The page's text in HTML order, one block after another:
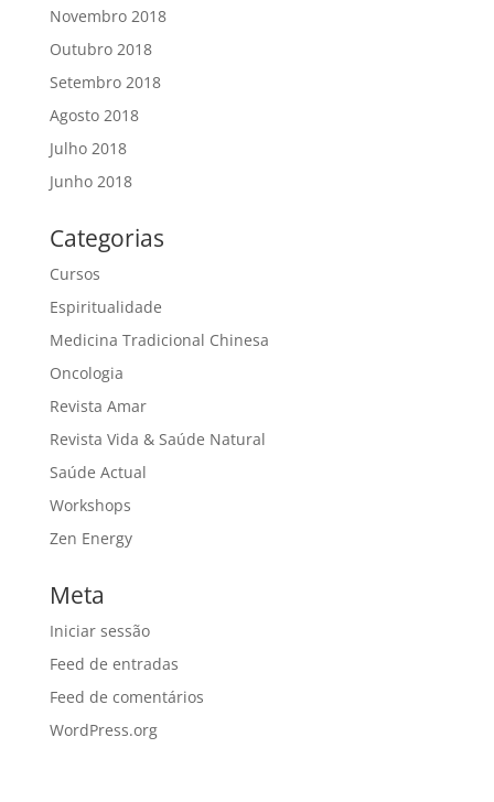
Novembro 2018
Outubro 2018
Setembro 2018
Agosto 2018
Julho 2018
Junho 2018
Categorias
Cursos
Espiritualidade
Medicina Tradicional Chinesa
Oncologia
Revista Amar
Revista Vida & Saúde Natural
Saúde Actual
Workshops
Zen Energy
Meta
Iniciar sessão
Feed de entradas
Feed de comentários
WordPress.org